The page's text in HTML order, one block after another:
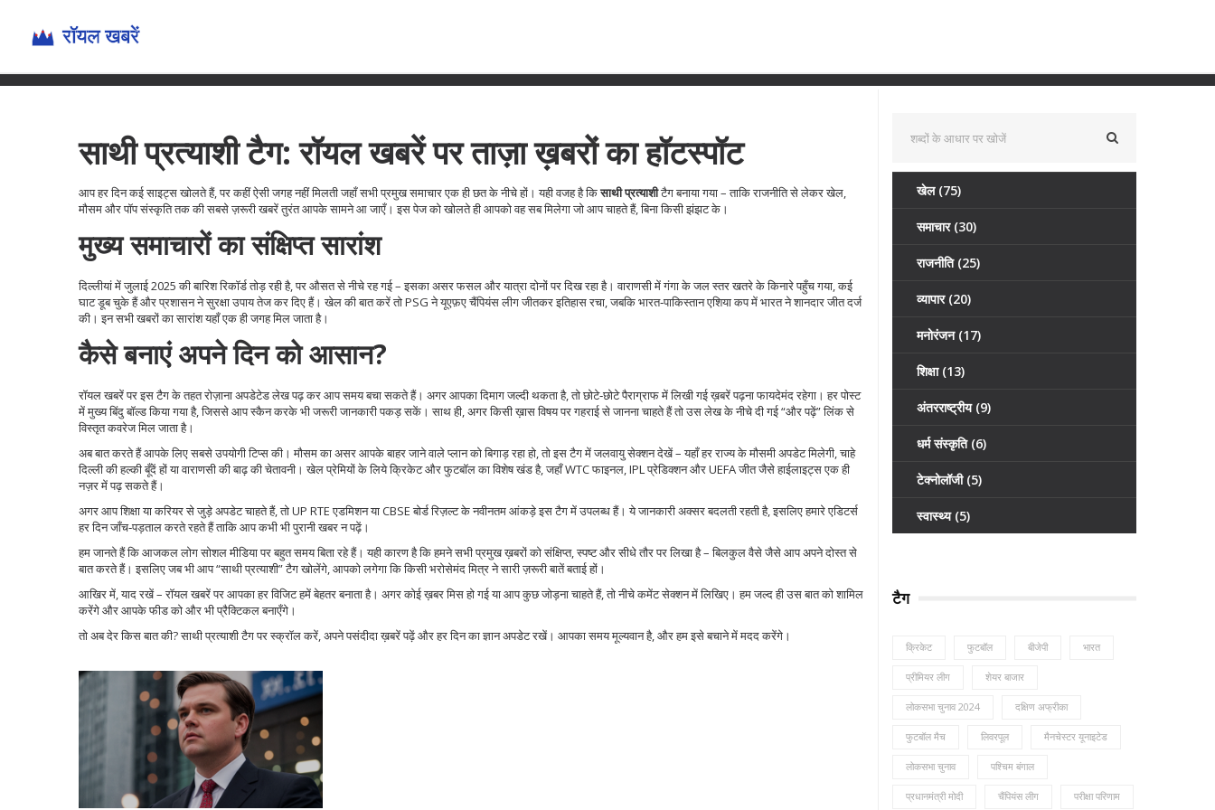
साथी प्रत्याशी टैग: रॉयल खबरें पर ताज़ा ख़बरों का हॉटस्पॉट
आप हर दिन कई साइट्स खोलते हैं, पर कहीं ऐसी जगह नहीं मिलती जहाँ सभी प्रमुख समाचार एक ही छत के नीचे हों। यही वजह है किसाथी प्रत्याशीटैग बनाया गया – ताकि राजनीति से लेकर खेल,
मौसम और पॉप संस्कृति तक की सबसे ज़रूरी खबरें तुरंत आपके सामने आ जाएँ। इस पेज को खोलते ही आपको वह सब मिलेगा जो आप चाहते हैं, बिना किसी झंझट के।
मुख्य समाचारों का संक्षिप्त सारांश
दिल्लीयां में जुलाई 2025 की बारिश रिकॉर्ड तोड़ रही है, पर औसत से नीचे रह गई – इसका असर फसल और यात्रा दोनों पर दिख रहा है। वाराणसी में गंगा के जल स्तर खतरे के किनारे पहुँच गया, कई
घाट डूब चुके हैं और प्रशासन ने सुरक्षा उपाय तेज कर दिए हैं। खेल की बात करें तो PSG ने यूएफ़ए चैंपियंस लीग जीतकर इतिहास रचा, जबकि भारत‑पाकिस्तान एशिया कप में भारत ने शानदार जीत दर्ज
की। इन सभी खबरों का सारांश यहाँ एक ही जगह मिल जाता है।
कैसे बनाएं अपने दिन को आसान?
रॉयल खबरें पर इस टैग के तहत रोज़ाना अपडेटेड लेख पढ़ कर आप समय बचा सकते हैं। अगर आपका दिमाग जल्दी थकता है, तो छोटे‑छोटे पैराग्राफ में लिखी गई ख़बरें पढ़ना फायदेमंद रहेगा। हर पोस्ट
में मुख्य बिंदु बॉल्ड किया गया है, जिससे आप स्कैन करके भी जरूरी जानकारी पकड़ सकें। साथ ही, अगर किसी ख़ास विषय पर गहराई से जानना चाहते हैं तो उस लेख के नीचे दी गई “और पढ़ें” लिंक से
विस्तृत कवरेज मिल जाता है।
अब बात करते हैं आपके लिए सबसे उपयोगी टिप्स की। मौसम का असर आपके बाहर जाने वाले प्लान को बिगाड़ रहा हो, तो इस टैग में जलवायु सेक्शन देखें – यहाँ हर राज्य के मौसमी अपडेट मिलेगी, चाहे
दिल्ली की हल्की बूँदें हों या वाराणसी की बाढ़ की चेतावनी। खेल प्रेमियों के लिये क्रिकेट और फुटबॉल का विशेष खंड है, जहाँ WTC फाइनल, IPL प्रेडिक्शन और UEFA जीत जैसे हाईलाइट्स एक ही
नज़र में पढ़ सकते हैं।
अगर आप शिक्षा या करियर से जुड़े अपडेट चाहते हैं, तो UP RTE एडमिशन या CBSE बोर्ड रिज़ल्ट के नवीनतम आंकड़े इस टैग में उपलब्ध हैं। ये जानकारी अक्सर बदलती रहती है, इसलिए हमारे एडिटर्स
हर दिन जाँच‑पड़ताल करते रहते हैं ताकि आप कभी भी पुरानी खबर न पढ़ें।
हम जानते हैं कि आजकल लोग सोशल मीडिया पर बहुत समय बिता रहे हैं। यही कारण है कि हमने सभी प्रमुख ख़बरों को संक्षिप्त, स्पष्ट और सीधे तौर पर लिखा है – बिलकुल वैसे जैसे आप अपने दोस्त से
बात करते हैं। इसलिए जब भी आप “साथी प्रत्याशी” टैग खोलेंगे, आपको लगेगा कि किसी भरोसेमंद मित्र ने सारी ज़रूरी बातें बताई हों।
आखिर में, याद रखें – रॉयल खबरें पर आपका हर विजिट हमें बेहतर बनाता है। अगर कोई ख़बर मिस हो गई या आप कुछ जोड़ना चाहते हैं, तो नीचे कमेंट सेक्शन में लिखिए। हम जल्द ही उस बात को शामिल
करेंगे और आपके फीड को और भी प्रैक्टिकल बनाएँगे।
तो अब देर किस बात की? साथी प्रत्याशी टैग पर स्क्रॉल करें, अपने पसंदीदा ख़बरें पढ़ें और हर दिन का ज्ञान अपडेट रखें। आपका समय मूल्यवान है, और हम इसे बचाने में मदद करेंगे।
खेल (75)
समाचार (30)
राजनीति (25)
व्यापार (20)
मनोरंजन (17)
शिक्षा (13)
अंतरराष्ट्रीय (9)
धर्म संस्कृति (6)
टेक्नोलॉजी (5)
स्वास्थ्य (5)
टैग
क्रिकेट फुटबॉल बीजेपी भारत
प्रीमियर लीग शेयर बाजार
लोकसभा चुनाव 2024 दक्षिण अफ्रीका
फुटबॉल मैच लिवरपूल मैनचेस्टर यूनाइटेड
लोकसभा चुनाव पश्चिम बंगाल
प्रधानमंत्री मोदी चैंपियंस लीग परीक्षा परिणाम